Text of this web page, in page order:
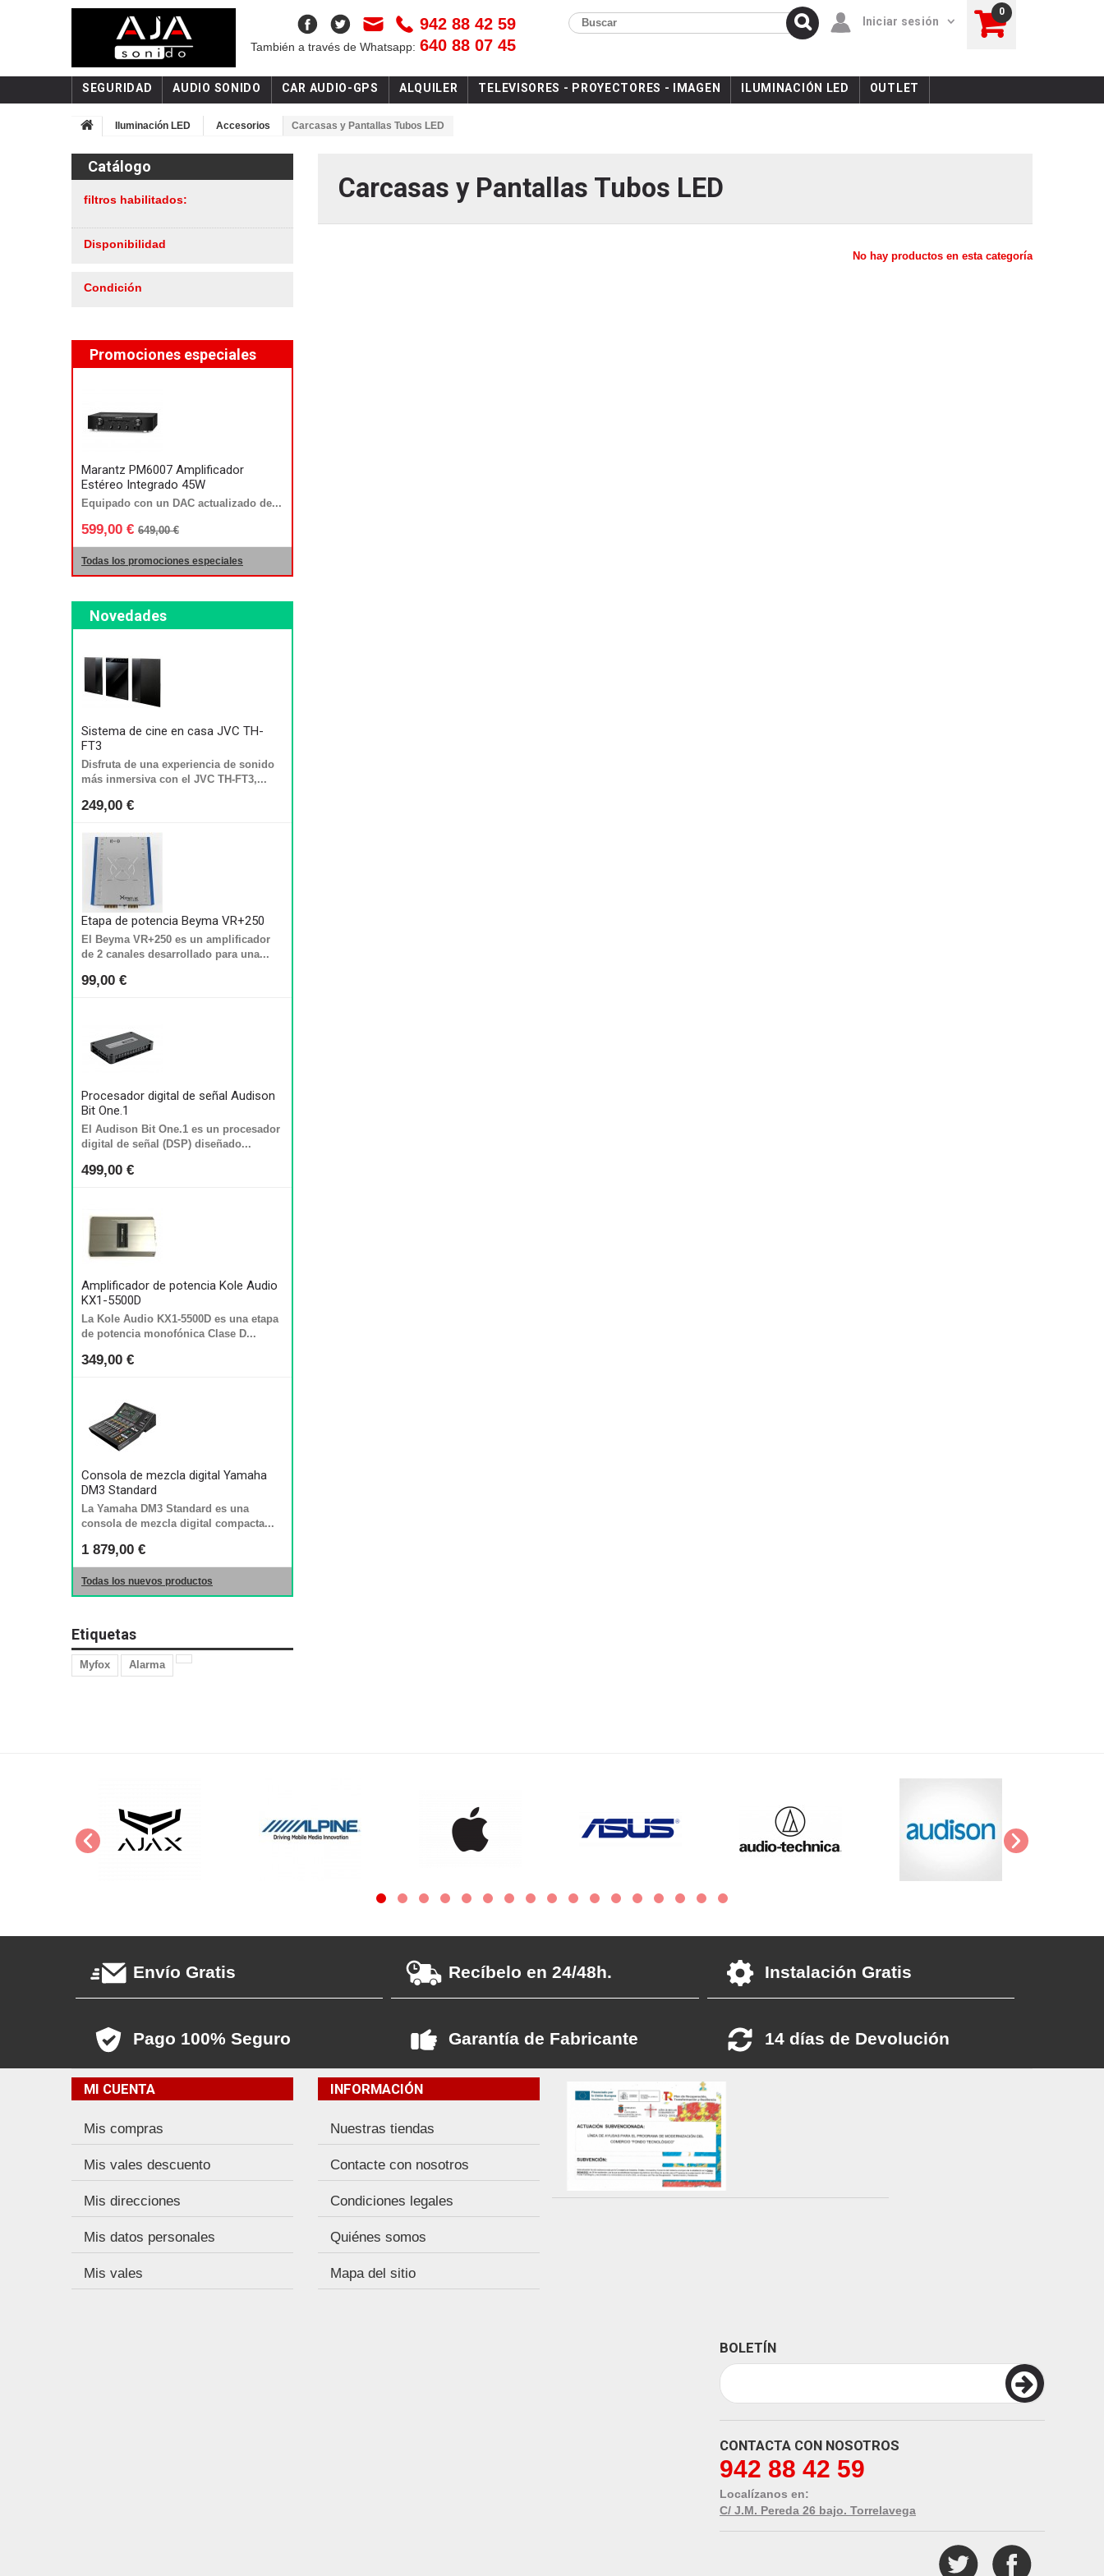
942 88 42 59
También a través de Whatsapp: 640 88 07 45
Buscar Iniciar sesión
0
SEGURIDAD AUDIO SONIDO CAR AUDIO-GPS ALQUILER TELEVISORES - PROYECTORES - IMAGEN ILUMINACIÓN LED OUTLET
Iluminación LED Accesorios Carcasas y Pantallas Tubos LED
Carcasas y Pantallas Tubos LED
No hay productos en esta categoría
Catálogo
filtros habilitados:
Disponibilidad
Condición
Promociones especiales
Marantz PM6007 Amplificador
Estéreo Integrado 45W
Equipado con un DAC actualizado de...
599,00 € 649,00 €
Todas los promociones especiales
Novedades
Sistema de cine en casa JVC TH-
FT3
Disfruta de una experiencia de sonido
más inmersiva con el JVC TH-FT3,...
249,00 €
Etapa de potencia Beyma VR+250
El Beyma VR+250 es un amplificador
de 2 canales desarrollado para una...
99,00 €
Procesador digital de señal Audison
Bit One.1
El Audison Bit One.1 es un procesador
digital de señal (DSP) diseñado...
499,00 €
Amplificador de potencia Kole Audio
KX1-5500D
La Kole Audio KX1-5500D es una etapa
de potencia monofónica Clase D...
349,00 €
Consola de mezcla digital Yamaha
DM3 Standard
La Yamaha DM3 Standard es una
consola de mezcla digital compacta...
1 879,00 €
Todas los nuevos productos
Etiquetas
Myfox Alarma
Envío Gratis Recíbelo en 24/48h. Instalación Gratis
Pago 100% Seguro Garantía de Fabricante 14 días de Devolución
MI CUENTA
Mis compras
Mis vales descuento
Mis direcciones
Mis datos personales
Mis vales
INFORMACIÓN
Nuestras tiendas
Contacte con nosotros
Condiciones legales
Quiénes somos
Mapa del sitio
BOLETÍN
CONTACTA CON NOSOTROS
942 88 42 59
Localízanos en:
C/ J.M. Pereda 26 bajo. Torrelavega